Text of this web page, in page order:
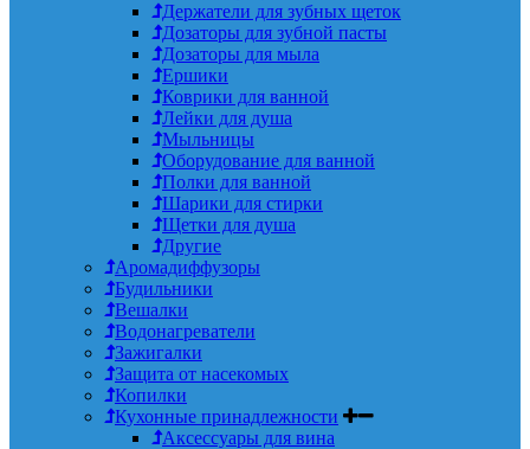
Держатели для зубных щеток
Дозаторы для зубной пасты
Дозаторы для мыла
Ершики
Коврики для ванной
Лейки для душа
Мыльницы
Оборудование для ванной
Полки для ванной
Шарики для стирки
Щетки для душа
Другие
Аромадиффузоры
Будильники
Вешалки
Водонагреватели
Зажигалки
Защита от насекомых
Копилки
Кухонные принадлежности
Аксессуары для вина